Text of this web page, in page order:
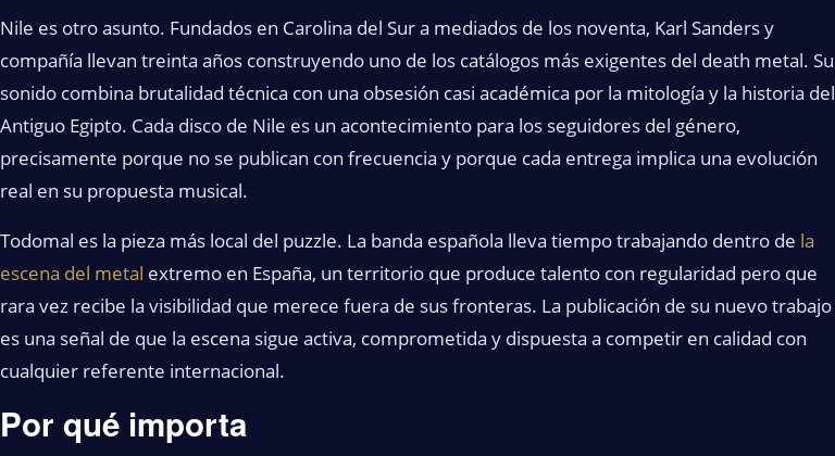
Nile es otro asunto. Fundados en Carolina del Sur a mediados de los noventa, Karl Sanders y
compañía llevan treinta años construyendo uno de los catálogos más exigentes del death metal. Su
sonido combina brutalidad técnica con una obsesión casi académica por la mitología y la historia del
Antiguo Egipto. Cada disco de Nile es un acontecimiento para los seguidores del género,
precisamente porque no se publican con frecuencia y porque cada entrega implica una evolución
real en su propuesta musical.
Todomal es la pieza más local del puzzle. La banda española lleva tiempo trabajando dentro de la
escena del metal extremo en España, un territorio que produce talento con regularidad pero que
rara vez recibe la visibilidad que merece fuera de sus fronteras. La publicación de su nuevo trabajo
es una señal de que la escena sigue activa, comprometida y dispuesta a competir en calidad con
cualquier referente internacional.
Por qué importa